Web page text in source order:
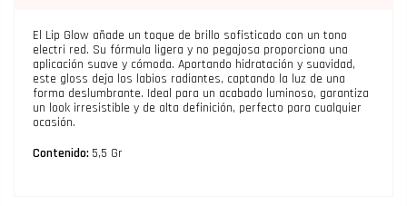
El Lip Glow añade un toque de brillo sofisticado con un tono
electri red. Su fórmula ligera y no pegajosa proporciona una
aplicación suave y cómoda. Aportando hidratación y suavidad,
este gloss deja los labios radiantes, captando la luz de una
forma deslumbrante. Ideal para un acabado luminoso, garantiza
un look irresistible y de alta definición, perfecto para cualquier
ocasión.
Contenido: 5,5 Gr